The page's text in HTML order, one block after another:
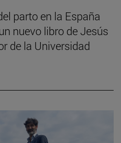
parto en la España
nuevo libro de Jesús
de la Universidad